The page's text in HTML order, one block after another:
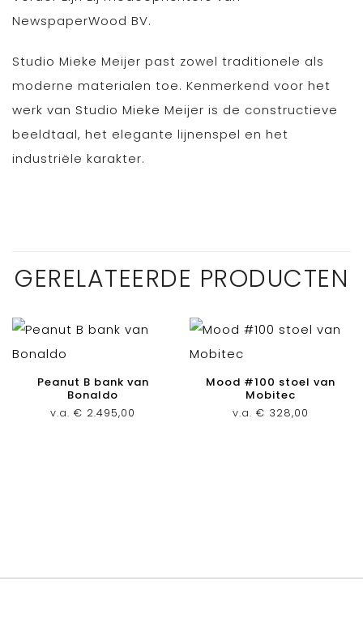
NewspaperWood BV.
Studio Mieke Meijer past zowel traditionele als
moderne materialen toe. Kenmerkend voor het
werk van Studio Mieke Meijer is de constructieve
beeldtaal, het elegante lijnenspel en het
industriële karakter.
GERELATEERDE PRODUCTEN
Peanut B bank van
Bonaldo
v.a. € 2.495,00
Mood #100 stoel van
Mobitec
v.a. € 328,00